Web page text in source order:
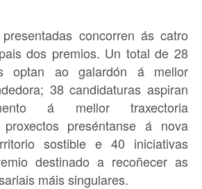
concorren ás catro
dos premios. Un total de 28
optan ao galardón á mellor
38 candidaturas aspiran
á mellor traxectoria
preséntanse á nova
sostible e 40 iniciativas
destinado a recoñecer as
máis singulares.